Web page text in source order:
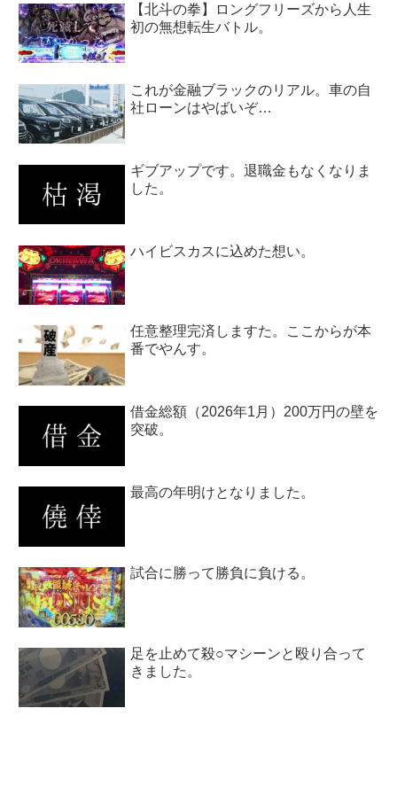
【北斗の拳】ロングフリーズから人生
初の無想転生バトル。
これが金融ブラックのリアル。車の自
社ローンはやばいぞ…
ギブアップです。退職金もなくなりま
した。
ハイビスカスに込めた想い。
任意整理完済しますた。ここからが本
番でやんす。
借金総額（2026年1月）200万円の壁を
突破。
最高の年明けとなりました。
試合に勝って勝負に負ける。
足を止めて殺○マシーンと殴り合って
きました。